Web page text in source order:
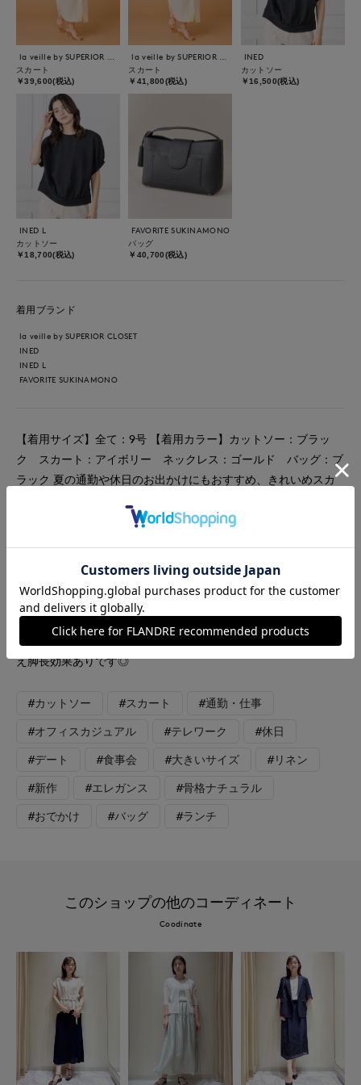
スカート
￥39,600(税込)
スカート
￥41,800(税込)
INED
カットソー
￥16,500(税込)
INED L
カットソー
￥18,700(税込)
FAVORITE SUKINAMONO
バッグ
￥40,700(税込)
着用ブランド
la veille by SUPERIOR CLOSET
INED
INED L
FAVORITE SUKINAMONO
【着用サイズ】全て：9号 【着用カラー】カットソー：ブラッ
ク スカート：アイボリー ネックレス：ゴールド バッグ：ブ
ラック 夏の通勤や休日のお出かけにもおすすめ、きれいめスカ
涼し気な生地です。 タイトラインですが、タックが入っている
で、トップスインもしやすいです。 合わせたカットソーは、表
面がポコポコとしたドライタッチな生地です。ブラウスのような
風合いで、きちんと感があります。 ウエスト周りが少しゆった
り目ですので、お好みで前をインすると、ウエスト位置が高く見
え脚長効果ありです◎
#カットソー #スカート #通勤・仕事
#オフィスカジュアル #テレワーク #休日
#デート #食事会 #大きいサイズ #リネン
#新作 #エレガンス #骨格ナチュラル
#おでかけ #バッグ #ランチ
このショップの他のコーディネート
Coodinate